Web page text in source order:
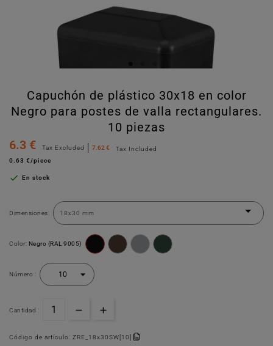
Capuchón de plástico 30x18 en color
Negro para postes de valla rectangulares.
10 piezas
6.3 €
Tax Excluded 7.62 €
Tax Included
0.63 €/piece
 En stock
Dimensiones:
Color: Negro (RAL 9005)
Número :
Cantidad :
Código de artículo: ZRE_18x30SW[10]